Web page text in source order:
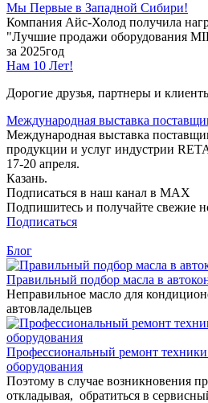
Мы Первые в Западной Сибири!
Компания Айс-Холод получила
"Лучшие продажи оборудования
за 2025год
Нам 10 Лет!
Дорогие друзья, партнеры и
Международная выставка
Международная выставка
продукции и услуг индустрии
17-20 апреля.
Казань.
Подписаться в наш канал в MAX
Подпишитесь и получайте свежие
Подписаться
Блог
Правильный подбор масла в
Неправильное масло для
автовладельцев
Профессиональный ремонт
оборудования
Поэтому в случае возникновения
откладывая, обратиться в